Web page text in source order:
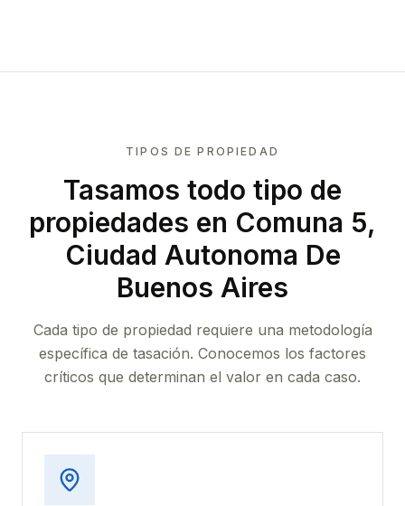
TIPOS DE PROPIEDAD
Tasamos todo tipo de
propiedades en Comuna 5,
Ciudad Autonoma De
Buenos Aires
Cada tipo de propiedad requiere una metodología
específica de tasación. Conocemos los factores
críticos que determinan el valor en cada caso.